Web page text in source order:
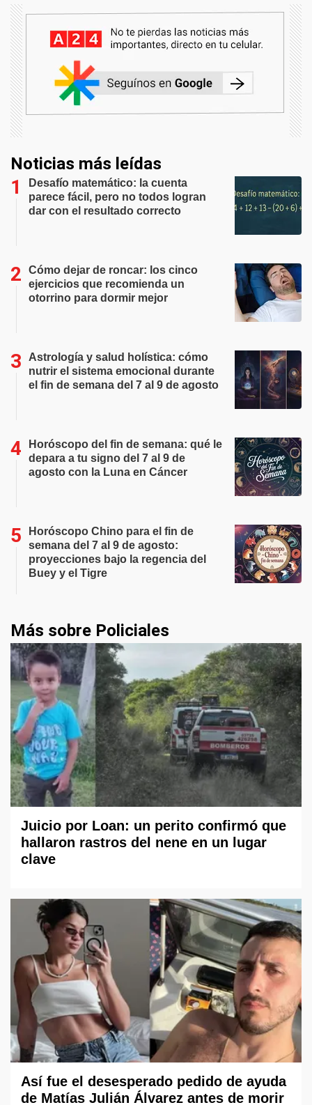
Noticias más leídas
Desafío matemático: la cuenta
parece fácil, pero no todos logran
dar con el resultado correcto
Cómo dejar de roncar: los cinco
ejercicios que recomienda un
otorrino para dormir mejor
Astrología y salud holística: cómo
nutrir el sistema emocional durante
el fin de semana del 7 al 9 de agosto
Horóscopo del fin de semana: qué le
depara a tu signo del 7 al 9 de
agosto con la Luna en Cáncer
Horóscopo Chino para el fin de
semana del 7 al 9 de agosto:
proyecciones bajo la regencia del
Buey y el Tigre
Más sobre Policiales
Juicio por Loan: un perito confirmó que
hallaron rastros del nene en un lugar
clave
Así fue el desesperado pedido de ayuda
de Matías Julián Álvarez antes de morir